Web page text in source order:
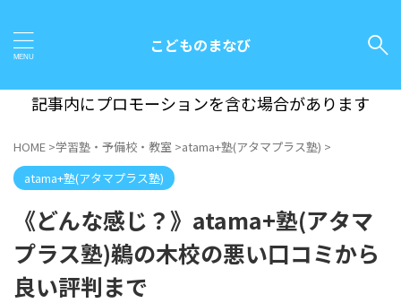
こどものまなび
記事内にプロモーションを含む場合があります
HOME >学習塾・予備校・教室 >atama+塾(アタマプラス塾) >
atama+塾(アタマプラス塾)
《どんな感じ？》atama+塾(アタマ
プラス塾)鵜の木校の悪い口コミから
良い評判まで